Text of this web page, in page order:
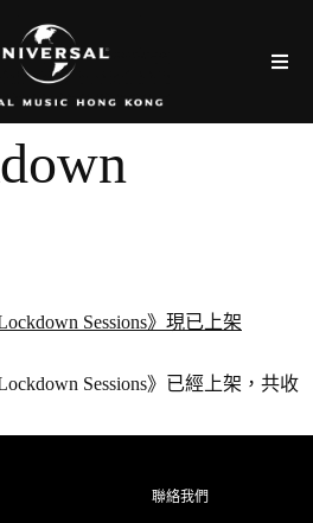
Sessions》現已上架
Sessions》已經上架，共收
聯絡我們